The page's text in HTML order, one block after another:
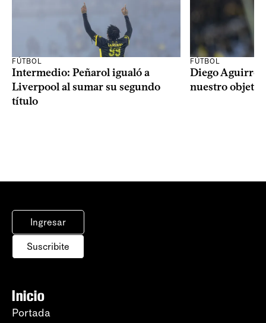
FÚTBOL
Intermedio: Peñarol igualó a
Liverpool al sumar su segundo
título
FÚTBOL
Diego Aguirre:
nuestro
Ingresar
Suscribite
Inicio
Portada